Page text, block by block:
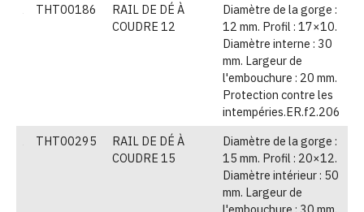
THT00186
RAIL DE DÉ À
COUDRE 12
Diamètre de la gorge :
12 mm. Profil : 17×10.
Diamètre interne : 30
mm. Largeur de
l'embouchure : 20 mm.
Protection contre les
intempéries.ER.f2.206
THT00295
RAIL DE DÉ À
COUDRE 15
Diamètre de la gorge :
15 mm. Profil : 20×12.
Diamètre intérieur : 50
mm. Largeur de